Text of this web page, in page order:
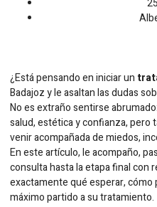
¿Está pensando en iniciar un
Badajoz y le asaltan las dudas
No es extraño sentirse
salud, estética y confianza, pero
venir acompañada de miedos,
En este artículo, le acompaño,
consulta hasta la etapa final con
exactamente qué esperar, cómo
máximo partido a su tratamiento.